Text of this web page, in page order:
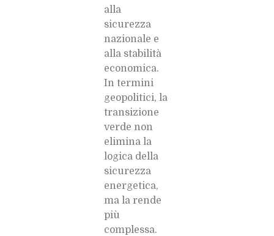
alla
sicurezza
nazionale e
alla stabilità
economica.
In termini
geopolitici, la
transizione
verde non
elimina la
logica della
sicurezza
energetica,
ma la rende
più
complessa.